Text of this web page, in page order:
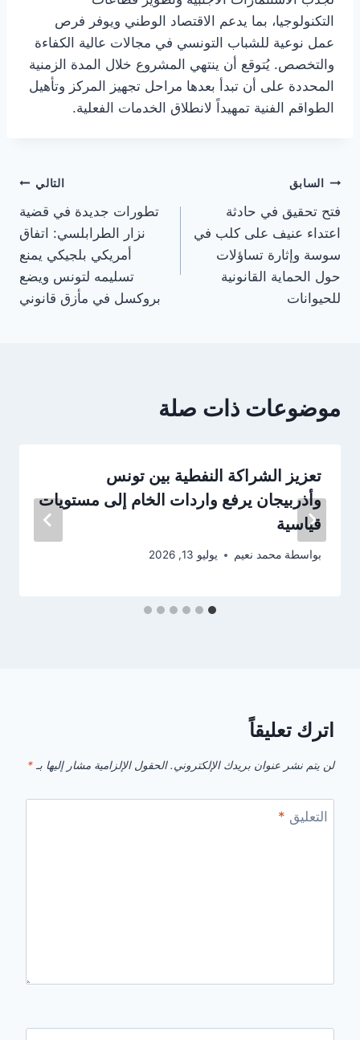
التكنولوجيا، بما يدعم الاقتصاد الوطني ويوفر فرص
عمل نوعية للشباب التونسي في مجالات عالية الكفاءة
والتخصص. يُتوقع أن ينتهي المشروع خلال المدة الزمنية
المحددة على أن تبدأ بعدها مراحل تجهيز المركز وتأهيل
الطواقم الفنية تمهيداً لانطلاق الخدمات الفعلية.
تصفّح
المقالات
السابق
فتح تحقيق في حادثة
اعتداء عنيف على كلب في
سوسة وإثارة تساؤلات
حول الحماية القانونية
للحيوانات
التالي
تطورات جديدة في قضية
نزار الطرابلسي: اتفاق
أمريكي بلجيكي يمنع
تسليمه لتونس ويضع
بروكسل في مأزق قانوني
موضوعات ذات صلة
تعزيز الشراكة النفطية بين تونس
وأذربيجان يرفع واردات الخام إلى مستويات
قياسية
بواسطة محمد نعيم يوليو 13, 2026
اترك تعليقاً
لن يتم نشر عنوان بريدك الإلكتروني. الحقول الإلزامية مشار إليها بـ *
التعليق *